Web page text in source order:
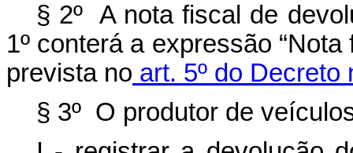
§ 2º A nota fiscal de
1º conterá a expressão
prevista no art. 5º do Decreto
§ 3º O produtor de